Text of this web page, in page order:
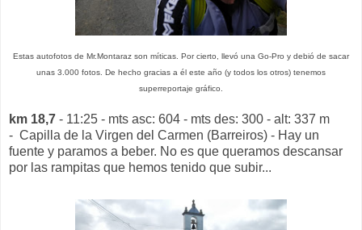
Estas autofotos de Mr.Montaraz son míticas. Por cierto, llevó una Go-Pro y debió de sacar
unas 3.000 fotos. De hecho gracias a él este año (y todos los otros) tenemos
superreportaje gráfico.
km 18,7 - 11:25 - mts asc: 604 - mts des: 300 - alt: 337 m
- Capilla de la Virgen del Carmen (Barreiros) - Hay un
fuente y paramos a beber. No es que queramos descansar
por las rampitas que hemos tenido que subir...